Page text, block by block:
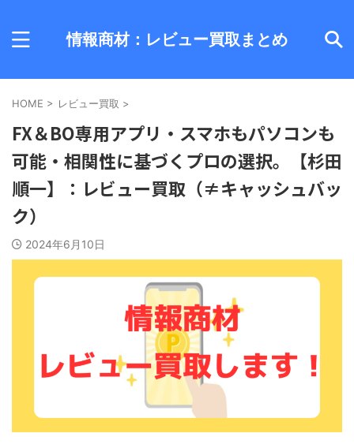
情報商材：レビュー買取まとめ
HOME > レビュー買取 >
FX＆BO専用アプリ・スマホもパソコンも
可能・相関性に基づくプロの選択。【杉田
順一】：レビュー買取（≠キャッシュバッ
ク）
2024年6月10日